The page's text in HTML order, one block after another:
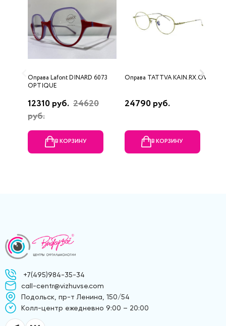
Оправа Lafont DINARD 6073
OPTIQUE
12310 руб. 24620
руб.
В КОРЗИНУ
Оправа TATTVA KAIN.RX.OV
24790 руб.
В КОРЗИНУ
+7(495)984-35-34
call-centr@vizhuvse.com
Подольск, пр-т Ленина, 150/54
Kолл-центр ежедневно 9:00 – 20:00